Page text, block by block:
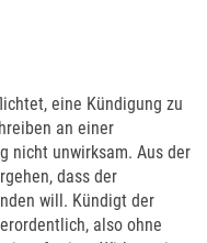
eine Kündigung zu
an einer
nicht unwirksam. Aus der
dass der
will. Kündigt der
also ohne